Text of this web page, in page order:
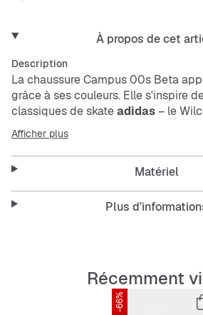
À propos de cet
Description
La chaussure Campus 00s Beta
grâce à ses couleurs. Elle s'inspire
classiques de skateadidas– le
encore plus d’empiècements et de
séduit avec la semelle intermédiaire
00s, tandis que les proportions de
à la version OG.
Tige en cuir et daim
Afficher plus
Matériel
Plus
Récemment
-66%